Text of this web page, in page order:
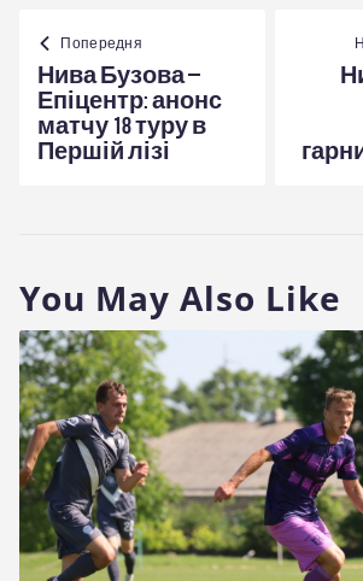
Навігація
записів
Попередня
Нива Бузова –
Епіцентр: анонс
матчу 18 туру в
Першій лізі
You May Also Like